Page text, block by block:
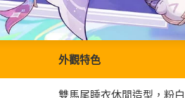
外觀特色
雙馬尾睡衣休閒造型，粉